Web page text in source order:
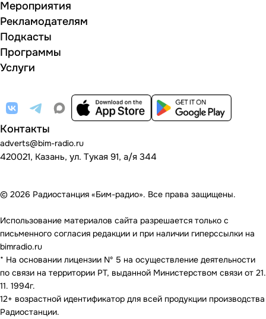
Мероприятия
Рекламодателям
Подкасты
Программы
Услуги
Контакты
adverts@bim-radio.ru
420021, Казань, ул. Тукая 91, а/я 344
© 2026 Радиостанция «Бим-радио». Все права защищены.
Использование материалов сайта разрешается только с
письменного согласия редакции и при наличии гиперссылки на
bimradio.ru
* На основании лицензии Nº 5 на осуществление деятельности
по связи на территории РТ, выданной Министерством связи от 21.
11. 1994г.
12+ возрастной идентификатор для всей продукции производства
Радиостанции.